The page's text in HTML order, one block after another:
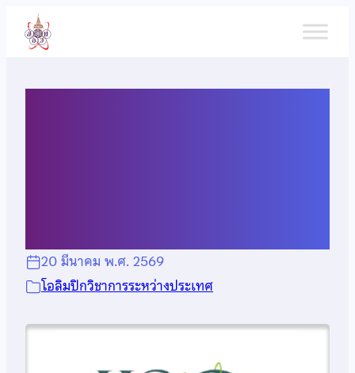
เนื้อหา
20 มีนาคม พ.ศ. 2569
โอลิมปิกวิชาการระหว่างประเทศ